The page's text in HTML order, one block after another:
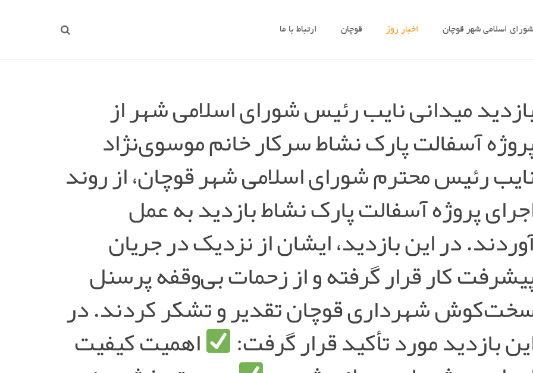
شورای اسلامی شهر قوچان اخبار روز قوچان ارتباط با ما
میدانی نایب رئیس شورای اسلامی شهر از
آسفالت پارک نشاط سرکار خانم موسوی‌نژاد
رئیس محترم شورای اسلامی شهر قوچان، از روند
پروژه آسفالت پارک نشاط بازدید به عمل
در این بازدید، ایشان از نزدیک در جریان
کار قرار گرفته و از زحمات بی‌وقفه پرسنل
شهرداری قوچان تقدیر و تشکر کردند. در
بازدید مورد تأکید قرار گرفت: اهمیت کیفیت